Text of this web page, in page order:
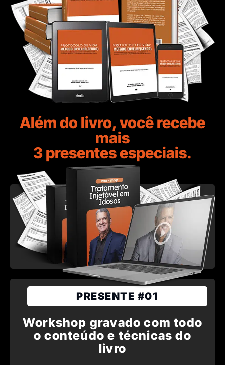
Além do livro, você recebe
mais
3 presentes especiais.
PRESENTE #01
Workshop gravado com todo
o conteúdo e técnicas do
livro